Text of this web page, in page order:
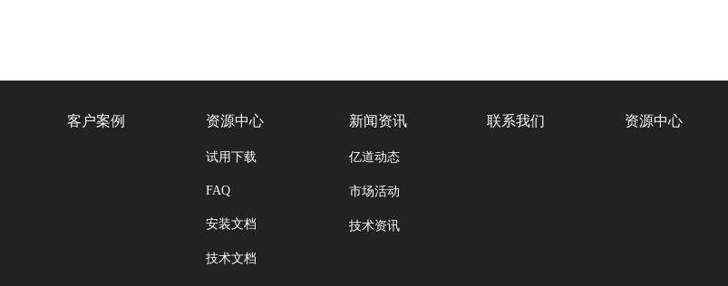
客户案例 资源中心
试用下载
FAQ
安装文档
技术文档
新闻资讯
亿道动态
市场活动
技术资讯
联系我们 资源中心